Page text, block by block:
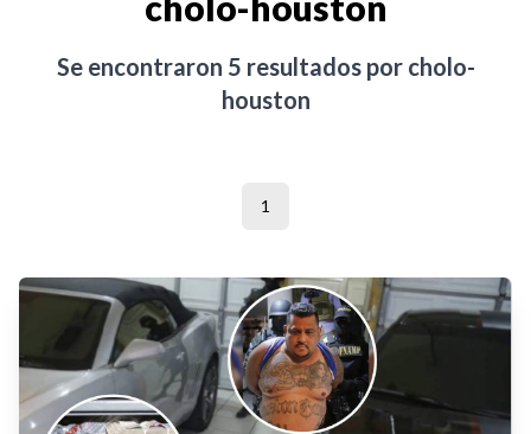
Se encontraron 5 resultados por cholo-
houston
1